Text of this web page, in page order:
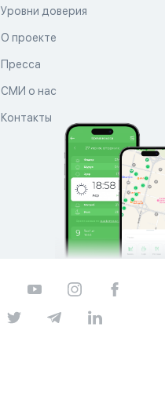
Уровни доверия
О проекте
Пресса
СМИ о нас
Контакты